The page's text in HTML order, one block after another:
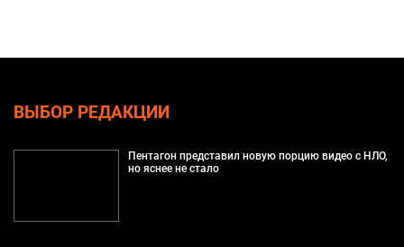
ВЫБОР РЕДАКЦИИ
Пентагон представил новую порцию видео с НЛО,
но яснее не стало